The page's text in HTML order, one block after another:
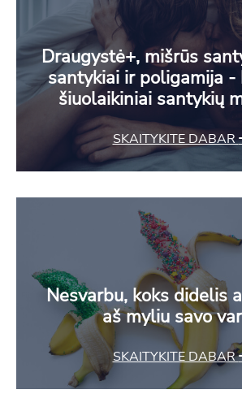
Draugystė+, mišrūs
santykiai ir poligamija -
šiuolaikiniai santykių
SKAITYKITE DABAR
Nesvarbu, koks didelis
aš myliu savo
SKAITYKITE DABAR